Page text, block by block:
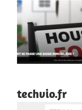
techvio.fr